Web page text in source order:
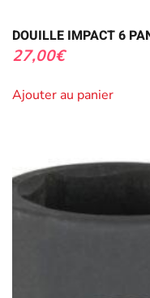
DOUILLE IMPACT 6
27,00€
Ajouter au panier